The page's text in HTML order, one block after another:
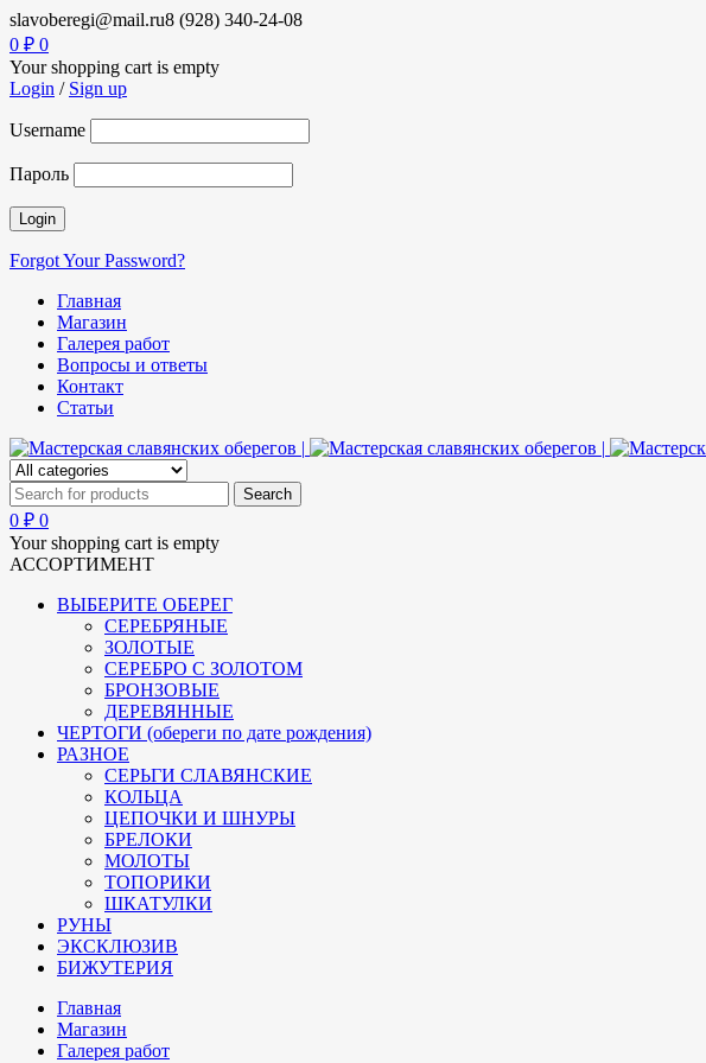
slavoberegi@mail.ru8 (928) 340-24-08
0 ₽ 0
Your shopping cart is empty
Login / Sign up
Username
Пароль
Forgot Your Password?
Главная
Магазин
Галерея работ
Вопросы и ответы
Контакт
Статьи
0 ₽ 0
Your shopping cart is empty
АССОРТИМЕНТ
ВЫБЕРИТЕ ОБЕРЕГ
СЕРЕБРЯНЫЕ
ЗОЛОТЫЕ
СЕРЕБРО С ЗОЛОТОМ
БРОНЗОВЫЕ
ДЕРЕВЯННЫЕ
ЧЕРТОГИ (обереги по дате рождения)
РАЗНОЕ
СЕРЬГИ СЛАВЯНСКИЕ
КОЛЬЦА
ЦЕПОЧКИ И ШНУРЫ
БРЕЛОКИ
МОЛОТЫ
ТОПОРИКИ
ШКАТУЛКИ
РУНЫ
ЭКСКЛЮЗИВ
БИЖУТЕРИЯ
Главная
Магазин
Галерея работ